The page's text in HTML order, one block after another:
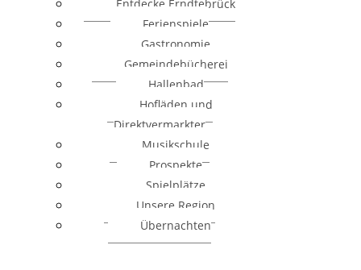
Entdecke Erndtebrück
Ferienspiele
Gastronomie
Gemeindebücherei
Hallenbad
Hofläden und
Direktvermarkter
Musikschule
Prospekte
Spielplätze
Unsere Region
Übernachten